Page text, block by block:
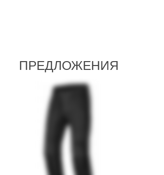
ПРЕДЛОЖЕНИЯ